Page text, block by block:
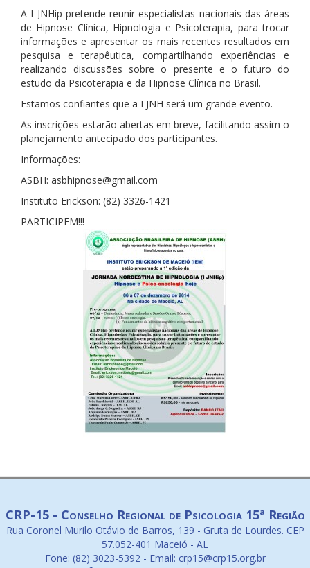
A I JNHip pretende reunir especialistas nacionais das áreas
de Hipnose Clínica, Hipnologia e Psicoterapia, para trocar
informações e apresentar os mais recentes resultados em
pesquisa e terapêutica, compartilhando experiências e
realizando discussões sobre o presente e o futuro do
estudo da Psicoterapia e da Hipnose Clínica no Brasil.
Estamos confiantes que a I JNH será um grande evento.
As inscrições estarão abertas em breve, facilitando assim o
planejamento antecipado dos participantes.
Informações:
ASBH: asbhipnose@gmail.com
Instituto Erickson: (82) 3326-1421
PARTICIPEM!!!
CRP-15 - Conselho Regional de Psicologia 15ª Região
Rua Coronel Murilo Otávio de Barros, 139 - Gruta de Lourdes. CEP
57.052-401 Maceió - AL
Fone: (82) 3023-5392 - Email: crp15@crp15.org.br